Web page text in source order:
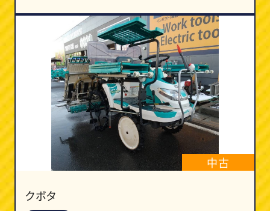
中古
クボタ